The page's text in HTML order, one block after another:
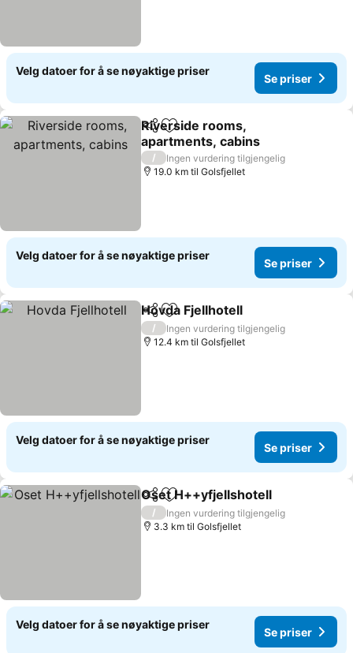
Velg datoer for å se nøyaktige priser
Se priser
Del Legg til i favoritter
Riverside rooms,
apartments, cabins
Se priser
/
Ingen vurdering tilgjengelig
19.0 km til Golsfjellet
Velg datoer for å se nøyaktige priser
Se priser
Del Legg til i favoritter
Hovda Fjellhotell
/
Ingen vurdering tilgjengelig
12.4 km til Golsfjellet
Velg datoer for å se nøyaktige priser
Se priser
Del Legg til i favoritter
Oset H++yfjellshotell
/
Ingen vurdering tilgjengelig
3.3 km til Golsfjellet
Velg datoer for å se nøyaktige priser
Se priser